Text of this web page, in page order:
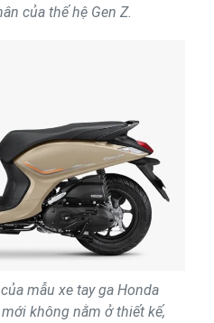
của thế hệ Gen Z.
mẫu xe tay ga Honda
không nằm ở thiết kế,